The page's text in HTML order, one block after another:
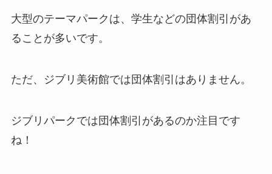
大型のテーマパークは、学生などの団体割引があ
ることが多いです。
ただ、ジブリ美術館では団体割引はありません。
ジブリパークでは団体割引があるのか注目です
ね！